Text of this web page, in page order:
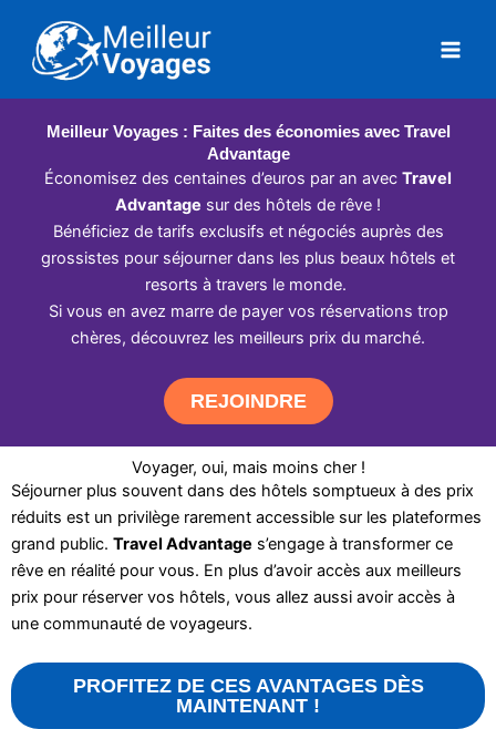
contenu
Meilleur Voyages : Faites des économies avec Travel
Advantage
Économisez des centaines d’euros par an avec Travel
Advantage sur des hôtels de rêve !
Bénéficiez de tarifs exclusifs et négociés auprès des
grossistes pour séjourner dans les plus beaux hôtels et
resorts à travers le monde.
Si vous en avez marre de payer vos réservations trop
chères, découvrez les meilleurs prix du marché.
REJOINDRE
Voyager, oui, mais moins cher !
Séjourner plus souvent dans des hôtels somptueux à des prix
réduits est un privilège rarement accessible sur les plateformes
grand public. Travel Advantage s’engage à transformer ce
rêve en réalité pour vous. En plus d’avoir accès aux meilleurs
prix pour réserver vos hôtels, vous allez aussi avoir accès à
une communauté de voyageurs.
PROFITEZ DE CES AVANTAGES DÈS
MAINTENANT !